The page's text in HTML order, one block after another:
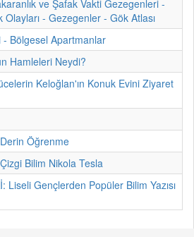
ve Şafak Vakti Gezegenleri -
Olayları - Gezegenler - Gök Atlası
- Bölgesel Apartmanlar
Hamleleri Neydi?
Keloğlan'ın Konuk Evini Ziyaret
Derin Öğrenme
Bilim Nikola Tesla
Liseli Gençlerden Popüler Bilim Yazısı